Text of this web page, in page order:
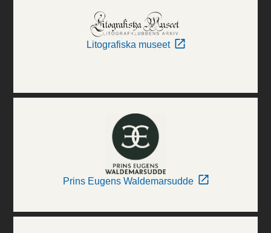
Litografiska museet
Prins Eugens Waldemarsudde